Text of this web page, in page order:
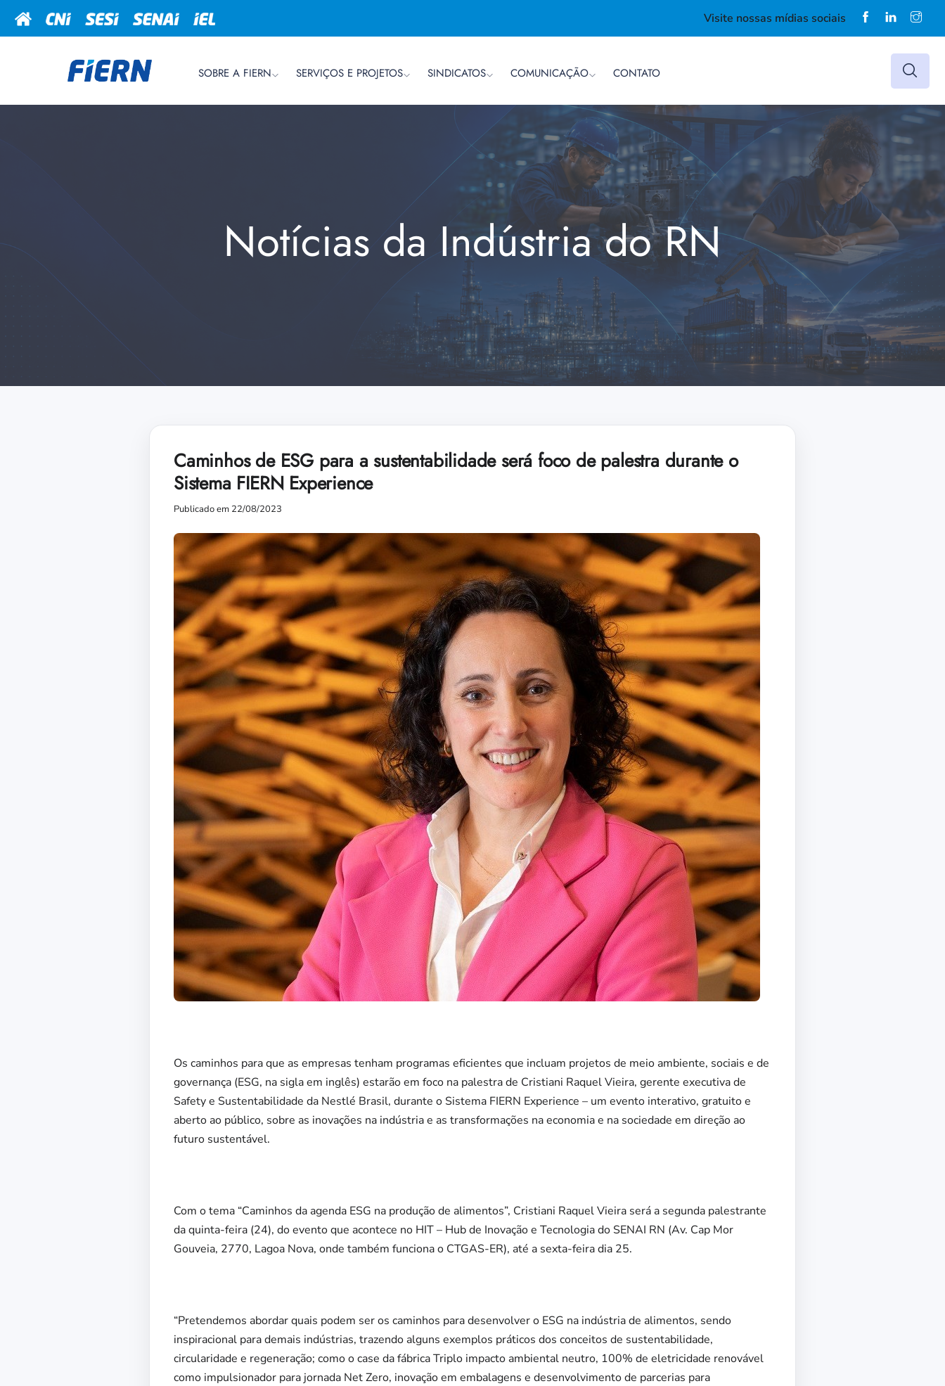
Visite nossas mídias sociais
SOBRE A FIERN SERVIÇOS E PROJETOS SINDICATOS COMUNICAÇÃO CONTATO
Notícias da Indústria do RN
Caminhos de ESG para a sustentabilidade será foco de palestra durante o
Sistema FIERN Experience
Publicado em 22/08/2023
Os caminhos para que as empresas tenham programas eficientes que incluam projetos de meio ambiente, sociais e de
governança (ESG, na sigla em inglês) estarão em foco na palestra de Cristiani Raquel Vieira, gerente executiva de
Safety e Sustentabilidade da Nestlé Brasil, durante o Sistema FIERN Experience – um evento interativo, gratuito e
aberto ao público, sobre as inovações na indústria e as transformações na economia e na sociedade em direção ao
futuro sustentável.
Com o tema “Caminhos da agenda ESG na produção de alimentos”, Cristiani Raquel Vieira será a segunda palestrante
da quinta-feira (24), do evento que acontece no HIT – Hub de Inovação e Tecnologia do SENAI RN (Av. Cap Mor
Gouveia, 2770, Lagoa Nova, onde também funciona o CTGAS-ER), até a sexta-feira dia 25.
“Pretendemos abordar quais podem ser os caminhos para desenvolver o ESG na indústria de alimentos, sendo
inspiracional para demais indústrias, trazendo alguns exemplos práticos dos conceitos de sustentabilidade,
circularidade e regeneração; como o case da fábrica Triplo impacto ambiental neutro, 100% de eletricidade renovável
como impulsionador para jornada Net Zero, inovação em embalagens e desenvolvimento de parcerias para